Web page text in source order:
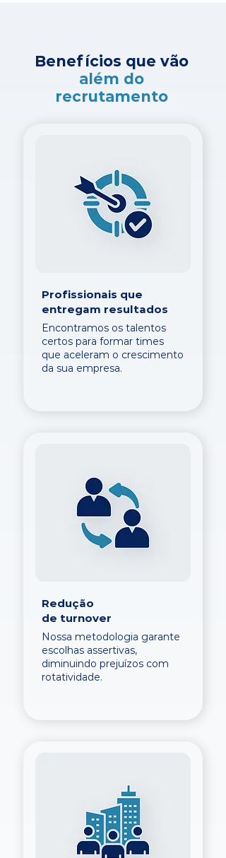
Benefícios que vão
além do
recrutamento
Profissionais que
entregam resultados
Encontramos os talentos
certos para formar times
que aceleram o crescimento
da sua empresa.
Redução
de turnover
Nossa metodologia garante
escolhas assertivas,
diminuindo prejuízos com
rotatividade.